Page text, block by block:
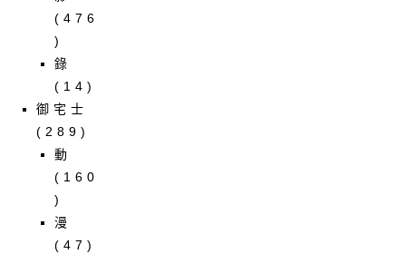
(476
)
錄
(14)
御宅士
(289)
動
(160
)
漫
(47)